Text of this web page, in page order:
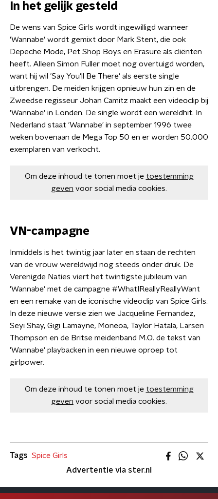
In het gelijk gesteld
De wens van Spice Girls wordt ingewilligd wanneer
'Wannabe' wordt gemixt door Mark Stent, die ook
Depeche Mode, Pet Shop Boys en Erasure als cliënten
heeft. Alleen Simon Fuller moet nog overtuigd worden,
want hij wil 'Say You'll Be There' als eerste single
uitbrengen. De meiden krijgen opnieuw hun zin en de
Zweedse regisseur Johan Camitz maakt een videoclip bij
'Wannabe' in Londen. De single wordt een wereldhit. In
Nederland staat 'Wannabe' in september 1996 twee
weken bovenaan de Mega Top 50 en er worden 50.000
exemplaren van verkocht.
Om deze inhoud te tonen moet je toestemming
geven voor social media cookies.
VN-campagne
Inmiddels is het twintig jaar later en staan de rechten
van de vrouw wereldwijd nog steeds onder druk. De
Verenigde Naties viert het twintigste jubileum van
'Wannabe' met de campagne #WhatIReallyReallyWant
en een remake van de iconische videoclip van Spice Girls.
In deze nieuwe versie zien we Jacqueline Fernandez,
Seyi Shay, Gigi Lamayne, Moneoa, Taylor Hatala, Larsen
Thompson en de Britse meidenband M.O. de tekst van
'Wannabe' playbacken in een nieuwe oproep tot
girlpower.
Om deze inhoud te tonen moet je toestemming
geven voor social media cookies.
Tags Spice Girls
Advertentie via ster.nl